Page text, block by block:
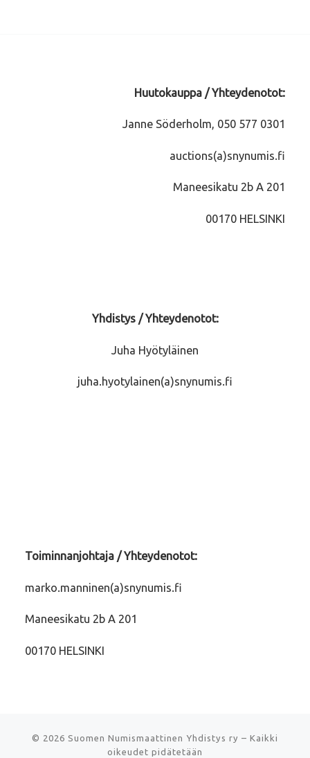
Huutokauppa / Yhteydenotot:
Janne Söderholm, 050 577 0301
auctions(a)snynumis.fi
Maneesikatu 2b A 201
00170 HELSINKI
Yhdistys / Yhteydenotot:
Juha Hyötyläinen
juha.hyotylainen(a)snynumis.fi
Toiminnanjohtaja / Yhteydenotot:
marko.manninen(a)snynumis.fi
Maneesikatu 2b A 201
00170 HELSINKI
© 2026 Suomen Numismaattinen Yhdistys ry – Kaikki
oikeudet pidätetään